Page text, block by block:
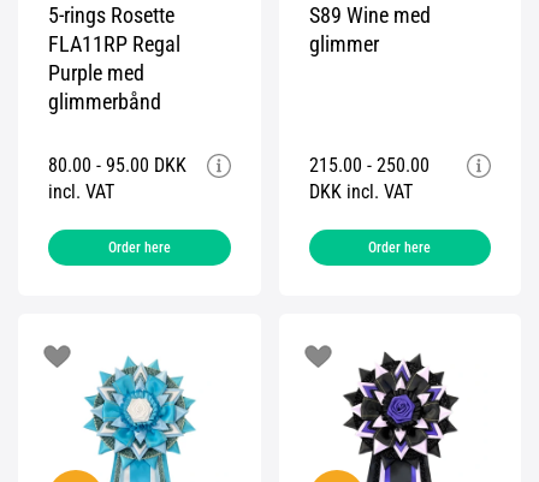
5-rings Rosette
FLA11RP Regal
Purple med
glimmerbånd
80.00 - 95.00 DKK
incl. VAT
Order here
S89 Wine med
glimmer
215.00 - 250.00
DKK incl. VAT
Order here